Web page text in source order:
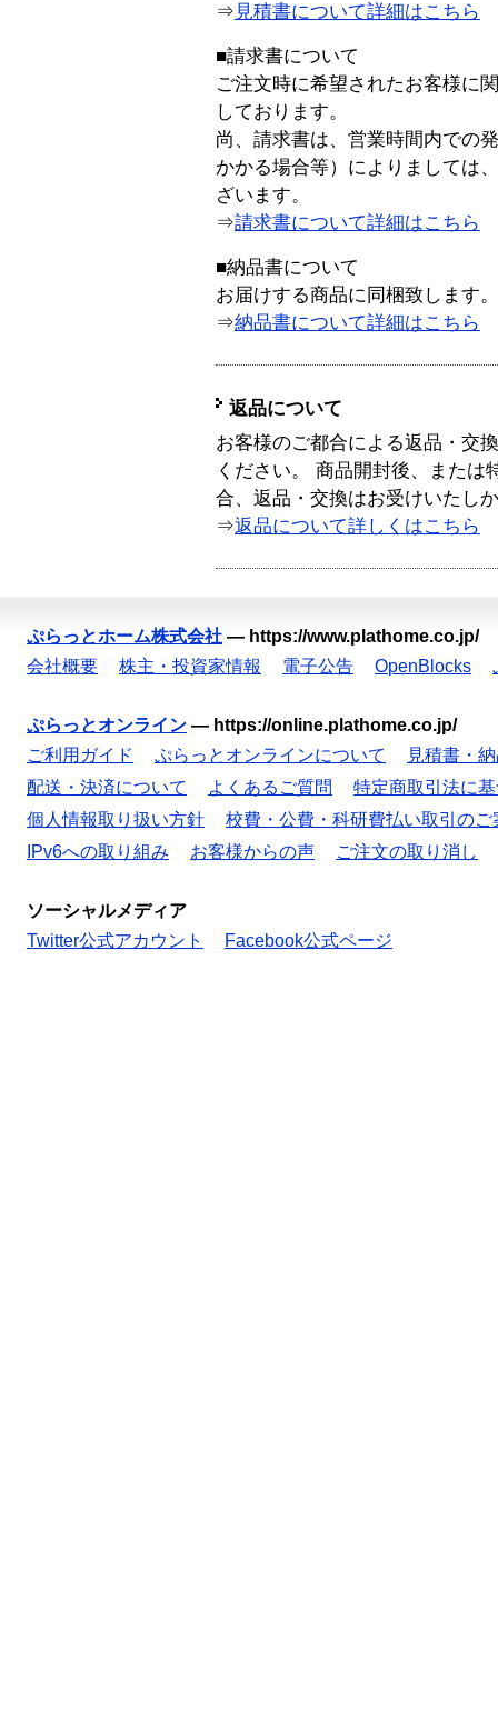
⇒ 見積書について詳細はこちら
■請求書について
ご注文時に希望されたお客様に
しております。
尚、請求書は、営業時間内での
かかる場合等）によりましては
ざいます。
⇒請求書について詳細はこちら
■納品書について
お届けする商品に同梱致します。
⇒納品書について詳細はこちら
返品について
お客様のご都合による返品・交
ください。 商品開封後、または
合、返品・交換はお受けいたし
⇒返品について詳しくはこちら
ぷらっとホーム株式会社 — https://www.plathome.co.jp/
会社概要
株主・投資家情報 電子公告 OpenBlocks
ぷらっとオンライン — https://online.plathome.co.jp/
ご利用ガイド
ぷらっとオンラインについて
見積書・
配送・決済について
よくあるご質問
特定商取引法に
個人情報取り扱い方針
校費・公費・科研費払い取引のご
IPv6への取り組み
お客様からの声 ご注文の取り消し
ソーシャルメディア
Twitter公式アカウント
Facebook公式ページ